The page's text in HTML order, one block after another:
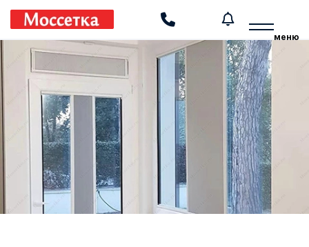
меню